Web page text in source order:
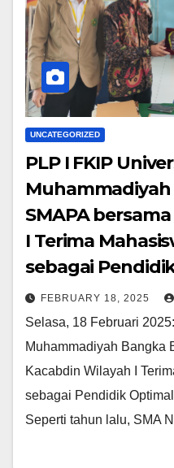
UNCATEGORIZED
PLP I FKIP
SMAPA
I Terima
sebagai
FEBRUARY 18, 2025
Selasa, 18 Februari
Muhammadiyah Bangka
Kacabdin Wilayah I
sebagai Pendidik
Seperti tahun lalu, SMA